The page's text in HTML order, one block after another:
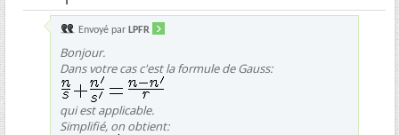
Envoyé par LPFR
Bonjour.
Dans votre cas c'est la formule de Gauss:
qui est applicable.
Simplifié, on obtient: